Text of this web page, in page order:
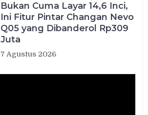
Bukan Cuma Layar 14,6 Inci,
Ini Fitur Pintar Changan Nevo
Q05 yang Dibanderol Rp309
Juta
7 Agustus 2026